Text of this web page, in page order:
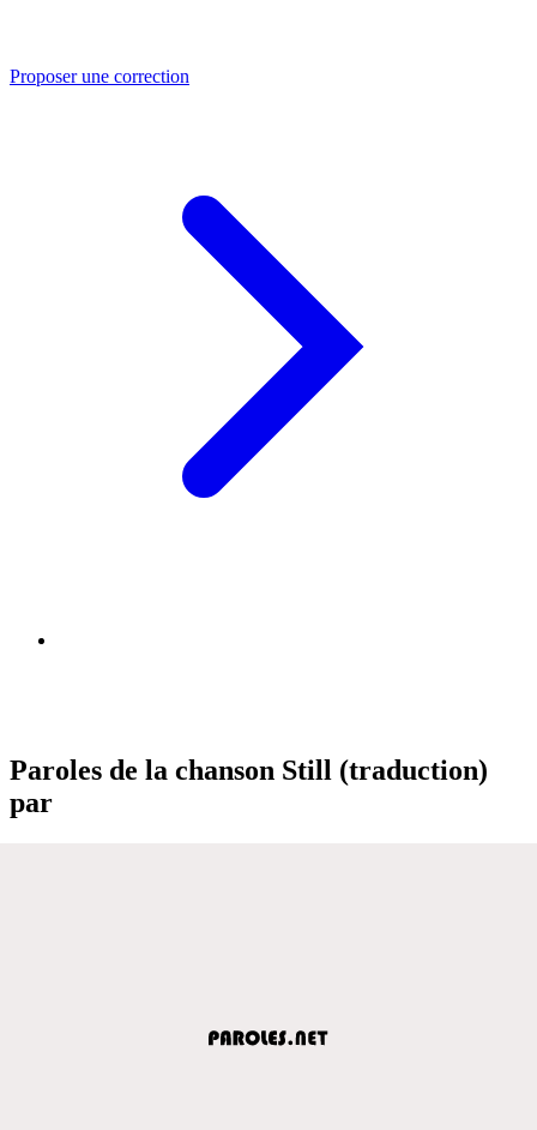
Proposer une correction
Paroles de la chanson Still (traduction)
par